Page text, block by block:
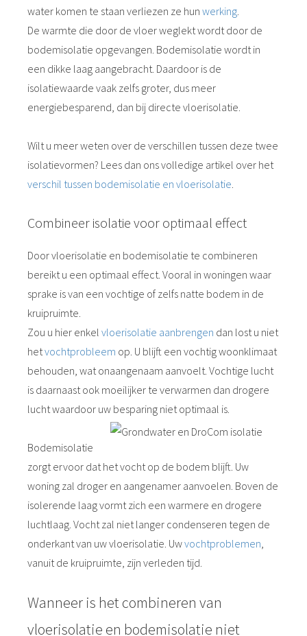
water komen te staan verliezen ze hun werking.
De warmte die door de vloer weglekt wordt door de
bodemisolatie opgevangen. Bodemisolatie wordt in
een dikke laag aangebracht. Daardoor is de
isolatiewaarde vaak zelfs groter, dus meer
energiebesparend, dan bij directe vloerisolatie.
Wilt u meer weten over de verschillen tussen deze twee
isolatievormen? Lees dan ons volledige artikel over het
verschil tussen bodemisolatie en vloerisolatie.
Combineer isolatie voor optimaal effect
Door vloerisolatie en bodemisolatie te combineren
bereikt u een optimaal effect. Vooral in woningen waar
sprake is van een vochtige of zelfs natte bodem in de
kruipruimte.
Zou u hier enkel vloerisolatie aanbrengen dan lost u niet
hetvochtprobleem op. U blijft een vochtig woonklimaat
behouden, wat onaangenaam aanvoelt. Vochtige lucht
is daarnaast ook moeilijker te verwarmen dan drogere
lucht waardoor uw besparing niet optimaal is.
Bodemisolatie
zorgt ervoor dat het vocht op de bodem blijft. Uw
woning zal droger en aangenamer aanvoelen. Boven de
isolerende laag vormt zich een warmere en drogere
luchtlaag. Vocht zal niet langer condenseren tegen de
onderkant van uw vloerisolatie. Uwvochtproblemen,
vanuit de kruipruimte, zijn verleden tijd.
Wanneer is het combineren van
vloerisolatie en bodemisolatie niet